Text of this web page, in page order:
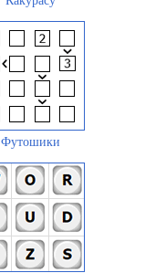
Футошики